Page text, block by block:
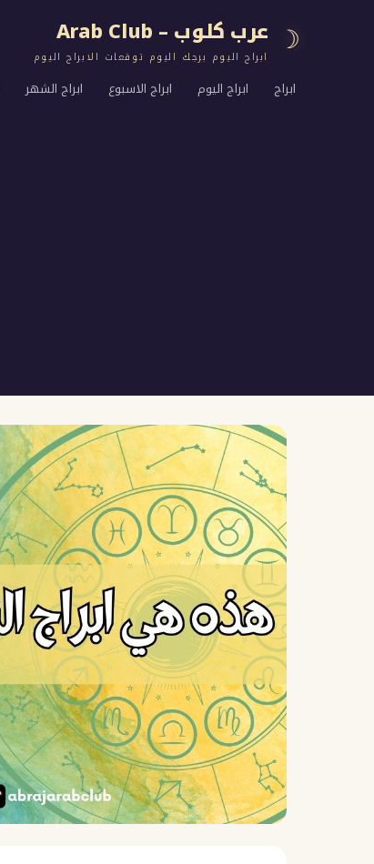
☽ عرب كلوب – Arab Club
ابراج اليوم برجك اليوم توقعات الابراج اليوم
ابراج ابراج اليوم ابراج الاسبوع ابراج الشهر